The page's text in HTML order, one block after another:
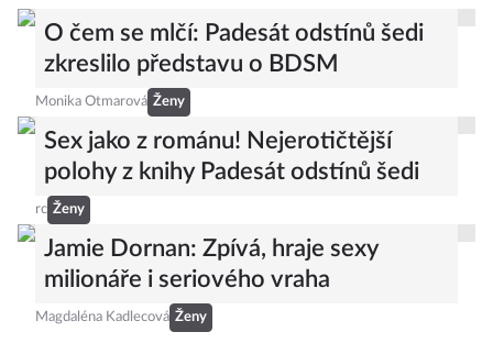
O čem se mlčí: Padesát odstínů šedi
zkreslilo představu o BDSM
Monika Otmarová Ženy
Sex jako z románu! Nejerotičtější
polohy z knihy Padesát odstínů šedi
rc Ženy
Jamie Dornan: Zpívá, hraje sexy
milionáře i seriového vraha
Magdaléna Kadlecová Ženy